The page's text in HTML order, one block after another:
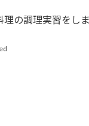
の調理実習をし